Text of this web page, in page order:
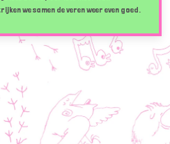
we samen de veren weer even goed.